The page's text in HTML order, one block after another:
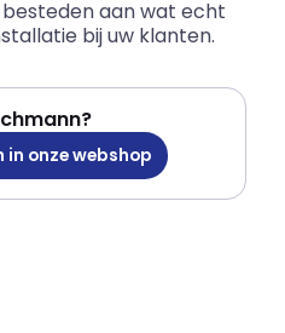
aan wat echt
bij uw klanten.
onze webshop